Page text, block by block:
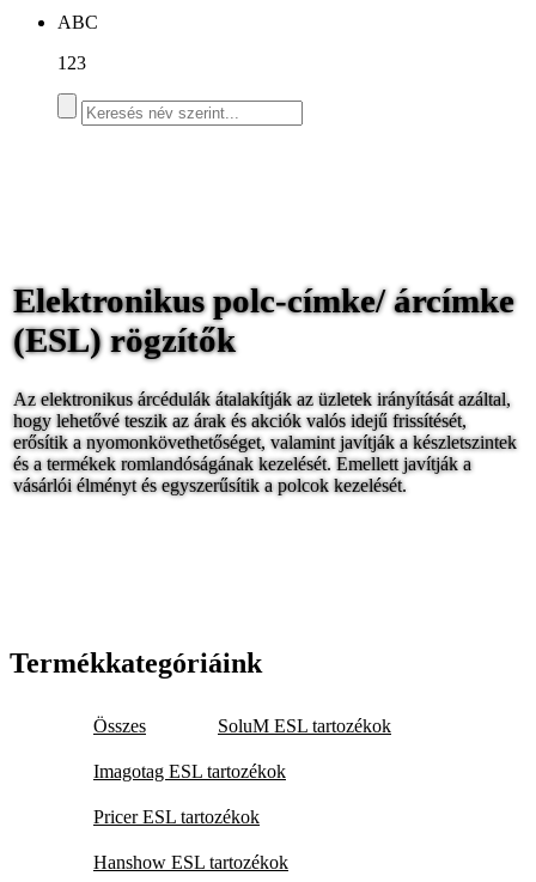
ABC
123
Elektronikus polc-címke/ árcímke
(ESL) rögzítők
Az elektronikus árcédulák átalakítják az üzletek irányítását azáltal,
hogy lehetővé teszik az árak és akciók valós idejű frissítését,
erősítik a nyomonkövethetőséget, valamint javítják a készletszintek
és a termékek romlandóságának kezelését. Emellett javítják a
vásárlói élményt és egyszerűsítik a polcok kezelését.
Termékkategóriáink
Összes SoluM ESL tartozékok
Imagotag ESL tartozékok
Pricer ESL tartozékok
Hanshow ESL tartozékok